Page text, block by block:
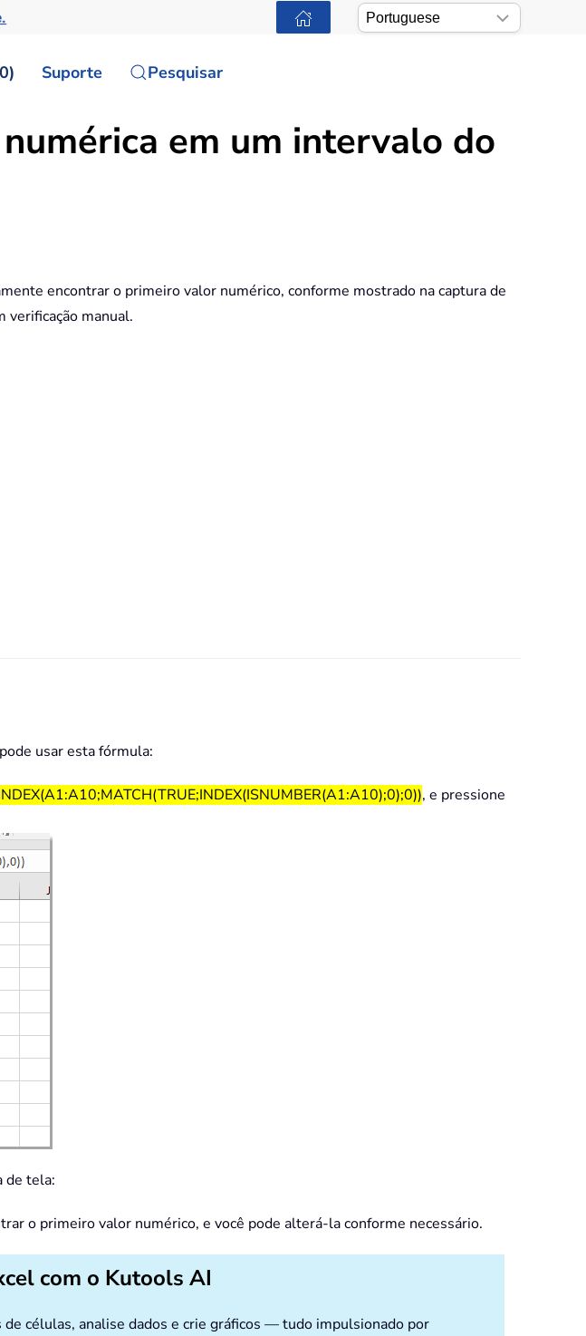
Suporte Pesquisar
em um intervalo do
encontrar o primeiro valor numérico, conforme mostrado na captura de
verificação manual.
usar esta fórmula:
, e pressione
de tela:
o primeiro valor numérico, e você pode alterá-la conforme necessário.
com o Kutools AI
de células, analise dados e crie gráficos — tudo impulsionado por